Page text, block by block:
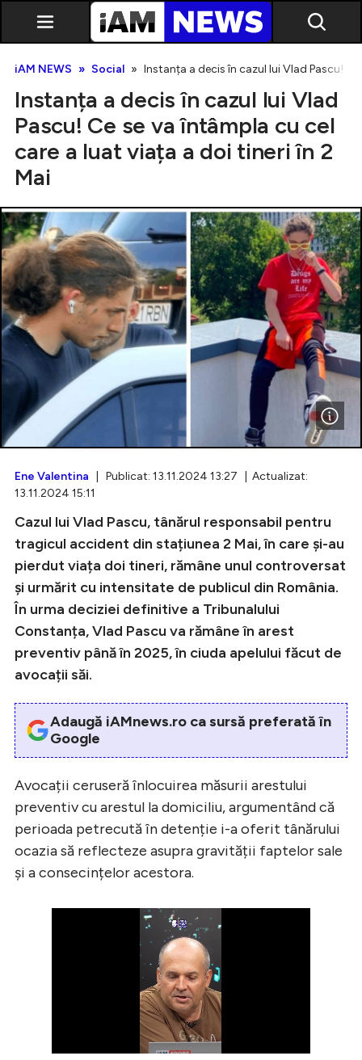
Intră în cont
Creează cont
iAM NEWS Social Instanța a decis în cazul lui Vlad Pascu!
Instanța a decis în cazul lui Vlad
Pascu! Ce se va întâmpla cu cel
care a luat viața a doi tineri în 2
Mai
Ene Valentina | Publicat: 13.11.2024 13:27 | Actualizat:
13.11.2024 15:11
Cazul lui Vlad Pascu, tânărul responsabil pentru
tragicul accident din stațiunea 2 Mai, în care și-au
pierdut viața doi tineri, rămâne unul controversat
și urmărit cu intensitate de publicul din România.
În urma deciziei definitive a Tribunalului
Constanța, Vlad Pascu va rămâne în arest
preventiv până în 2025, în ciuda apelului făcut de
avocații săi.
Adaugă iAMnews.ro ca sursă preferată în
Google
Avocații ceruseră înlocuirea măsurii arestului
preventiv cu arestul la domiciliu, argumentând că
perioada petrecută în detenție i-a oferit tânărului
ocazia să reflecteze asupra gravității faptelor sale
și a consecințelor acestora.